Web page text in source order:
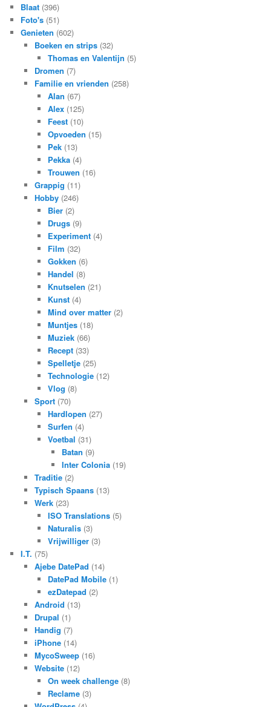
Blaat (396)
Foto's (51)
Genieten (602)
Boeken en strips(32)
Thomas en Valentijn (5)
Dromen (7)
Familie en vrienden (258)
Alan (67)
Alex (125)
Feest (10)
Opvoeden (15)
Pek (13)
Pekka (4)
Trouwen (16)
Grappig (11)
Hobby(246)
Bier (2)
Drugs (9)
Experiment (4)
Film (32)
Gokken (6)
Handel (8)
Knutselen (21)
Kunst (4)
Mind over matter (2)
Muntjes (18)
Muziek (66)
Recept (33)
Spelletje (25)
Technologie (12)
Vlog (8)
Sport(70)
Hardlopen (27)
Surfen (4)
Voetbal (31)
Batan (9)
Inter Colonia(19)
Traditie(2)
Typisch Spaans(13)
Werk(23)
ISO Translations (5)
Naturalis (3)
Vrijwilliger (3)
I.T. (75)
Ajebe DatePad (14)
DatePad Mobile (1)
ezDatepad (2)
Android (13)
Drupal (1)
Handig (7)
iPhone(14)
MycoSweep(16)
Website(12)
On week challenge (8)
Reclame (3)